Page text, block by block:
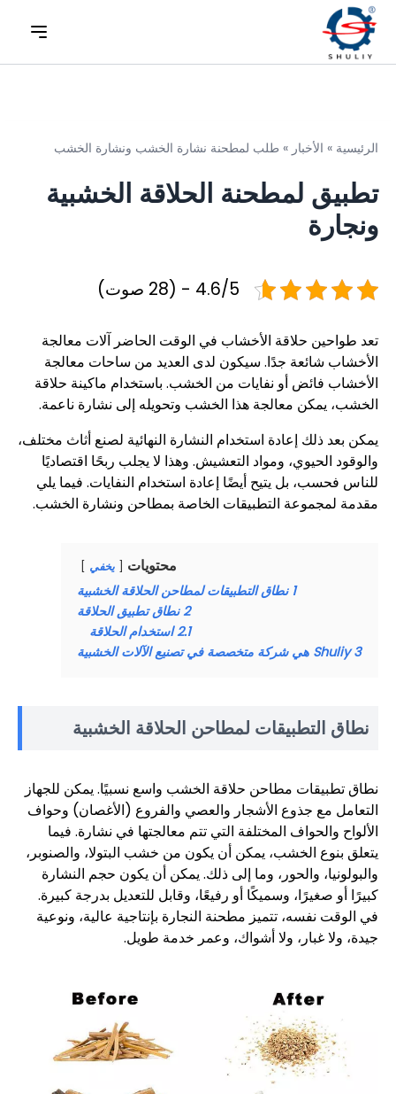
الرئيسية » الأخبار » طلب لمطحنة نشارة الخشب ونشارة الخشب
تطبيق لمطحنة الحلاقة الخشبية
ونجارة
4.6/5 - (28 صوت)
تعد طواحين حلاقة الأخشاب في الوقت الحاضر آلات معالجة
الأخشاب شائعة جدًا. سيكون لدى العديد من ساحات معالجة
الأخشاب فائض أو نفايات من الخشب. باستخدام ماكينة حلاقة
الخشب، يمكن معالجة هذا الخشب وتحويله إلى نشارة ناعمة.
يمكن بعد ذلك إعادة استخدام النشارة النهائية لصنع أثاث مختلف،
والوقود الحيوي، ومواد التعشيش. وهذا لا يجلب ربحًا اقتصاديًا
للناس فحسب، بل يتيح أيضًا إعادة استخدام النفايات. فيما يلي
مقدمة لمجموعة التطبيقات الخاصة بمطاحن ونشارة الخشب.
محتويات يخفي
1 نطاق التطبيقات لمطاحن الحلاقة الخشبية
2 نطاق تطبيق الحلاقة
2.1 استخدام الحلاقة
3 Shuliy هي شركة متخصصة في تصنيع الآلات الخشبية
نطاق التطبيقات لمطاحن الحلاقة الخشبية
نطاق تطبيقات مطاحن حلاقة الخشب واسع نسبيًا. يمكن للجهاز
التعامل مع جذوع الأشجار والعصي والفروع (الأغصان) وحواف
الألواح والحواف المختلفة التي تتم معالجتها في نشارة. فيما
يتعلق بنوع الخشب، يمكن أن يكون من خشب البتولا، والصنوبر،
والبولونيا، والحور، وما إلى ذلك. يمكن أن يكون حجم النشارة
كبيرًا أو صغيرًا، وسميكًا أو رفيعًا، وقابل للتعديل بدرجة كبيرة.
في الوقت نفسه، تتميز مطحنة النجارة بإنتاجية عالية، ونوعية
جيدة، ولا غبار، ولا أشواك، وعمر خدمة طويل.